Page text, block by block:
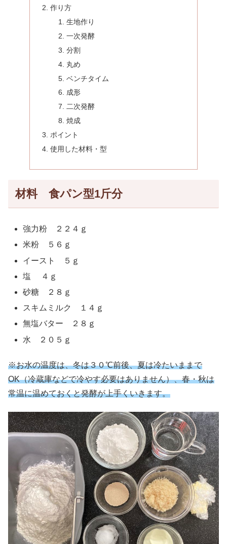
作り方
生地作り
一次発酵
分割
丸め
ベンチタイム
成形
二次発酵
焼成
ポイント
使用した材料・型
材料 食パン型1斤分
強力粉 ２２４ｇ
米粉 ５６ｇ
イースト ５ｇ
塩 ４ｇ
砂糖 ２８ｇ
スキムミルク １４ｇ
無塩バター ２８ｇ
水 ２０５ｇ
※お水の温度は、冬は３０℃前後、夏は冷たいままで
OK（冷蔵庫などで冷やす必要はありません）、春・秋は
常温に温めておくと発酵が上手くいきます。